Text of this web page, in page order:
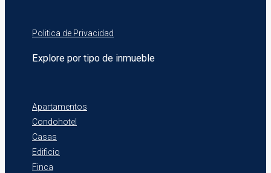
Politica de Privacidad
Explore por tipo de inmueble
Apartamentos
Condohotel
Casas
Edificio
Finca